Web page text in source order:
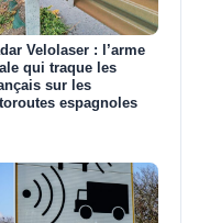
Velolaser : l’arme
qui traque les
sur les
espagnoles